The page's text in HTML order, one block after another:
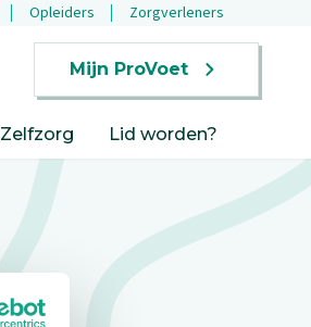
Opleiders Zorgverleners
Mijn ProVoet
Zelfzorg Lid worden?